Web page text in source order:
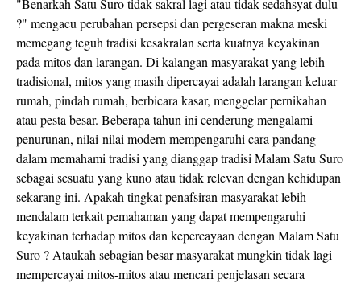
"Benarkah Satu Suro tidak sakral lagi atau tidak sedahsyat dulu
?" mengacu perubahan persepsi dan pergeseran makna meski
memegang teguh tradisi kesakralan serta kuatnya keyakinan
pada mitos dan larangan. Di kalangan masyarakat yang lebih
tradisional, mitos yang masih dipercayai adalah larangan keluar
rumah, pindah rumah, berbicara kasar, menggelar pernikahan
atau pesta besar. Beberapa tahun ini cenderung mengalami
penurunan, nilai-nilai modern mempengaruhi cara pandang
dalam memahami tradisi yang dianggap tradisi Malam Satu Suro
sebagai sesuatu yang kuno atau tidak relevan dengan kehidupan
sekarang ini. Apakah tingkat penafsiran masyarakat lebih
mendalam terkait pemahaman yang dapat mempengaruhi
keyakinan terhadap mitos dan kepercayaan dengan Malam Satu
Suro ? Ataukah sebagian besar masyarakat mungkin tidak lagi
mempercayai mitos-mitos atau mencari penjelasan secara